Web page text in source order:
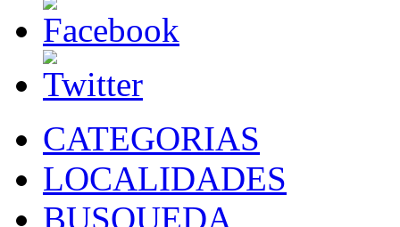
CATEGORIAS
LOCALIDADES
BUSQUEDA